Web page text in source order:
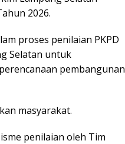
2026.
proses penilaian PKPD
Selatan untuk
pembangunan
masyarakat.
penilaian oleh Tim